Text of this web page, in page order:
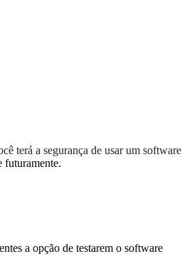
terá a segurança de usar um software
futuramente.
a opção de testarem o software